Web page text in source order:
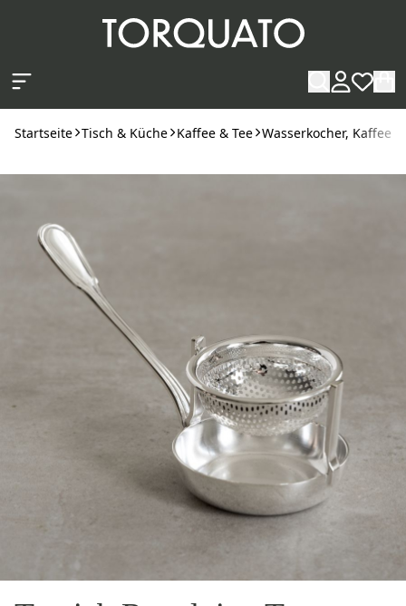
Startseite Tisch & Küche Kaffee & Tee Wasserkocher, Kaffee-